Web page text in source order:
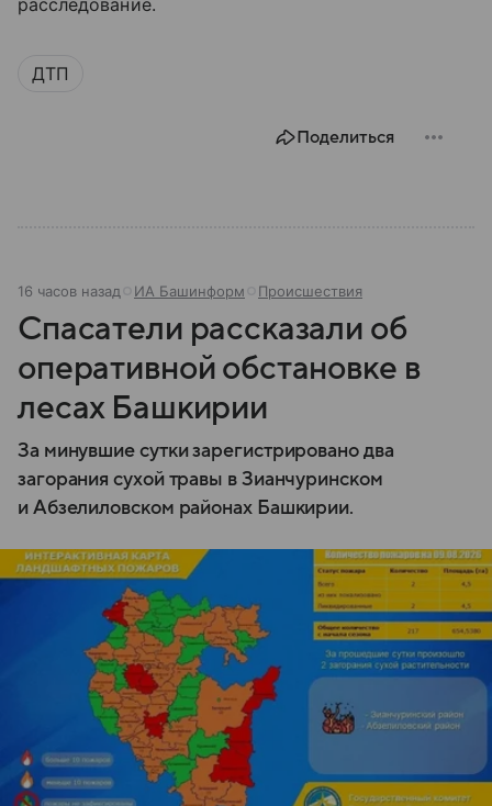
ДТП
Поделиться
16 часов назад ИА Башинформ Происшествия
Спасатели рассказали об
оперативной обстановке в
лесах Башкирии
За минувшие сутки зарегистрировано два
загорания сухой травы в Зианчуринском
и Абзелиловском районах Башкирии.